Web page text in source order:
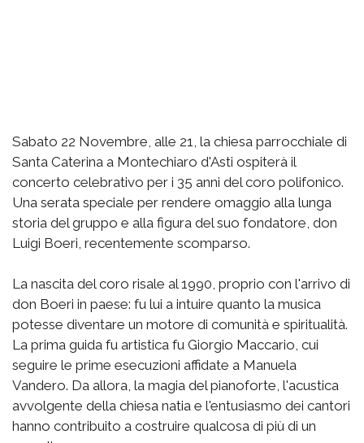
Sabato 22 Novembre, alle 21, la chiesa parrocchiale di
Santa Caterina a Montechiaro d'Asti ospiterà il
concerto celebrativo per i 35 anni del coro polifonico.
Una serata speciale per rendere omaggio alla lunga
storia del gruppo e alla figura del suo fondatore, don
Luigi Boeri, recentemente scomparso.
La nascita del coro risale al 1990, proprio con l'arrivo di
don Boeri in paese: fu lui a intuire quanto la musica
potesse diventare un motore di comunità e spiritualità.
La prima guida fu artistica fu Giorgio Maccario, cui
seguire le prime esecuzioni affidate a Manuela
Vandero. Da allora, la magia del pianoforte, l'acustica
avvolgente della chiesa natia e l'entusiasmo dei cantori
hanno contribuito a costruire qualcosa di più di un